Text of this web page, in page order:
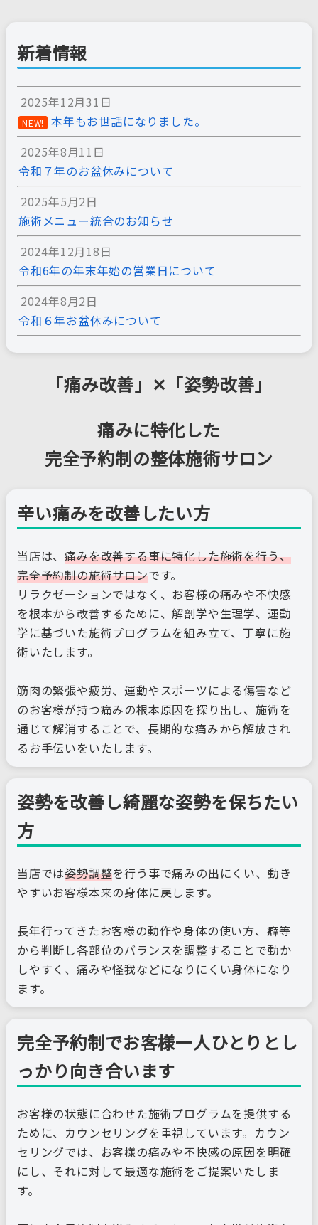
新着情報
2025年12月31日
NEW!
本年もお世話になりました。
2025年8月11日
令和７年のお盆休みについて
2025年5月2日
施術メニュー統合のお知らせ
2024年12月18日
令和6年の年末年始の営業日について
2024年8月2日
令和６年お盆休みについて
「痛み改善」 ✕ 「姿勢改善」
痛みに特化した
完全予約制の整体施術サロン
辛い痛みを改善したい方
当店は、痛みを改善する事に特化した施術を行う、
完全予約制の施術サロンです。
リラクゼーションではなく、お客様の痛みや不快感
を根本から改善するために、解剖学や生理学、運動
学に基づいた施術プログラムを組み立て、丁寧に施
術いたします。
筋肉の緊張や疲労、運動やスポーツによる傷害など
のお客様が持つ痛みの根本原因を探り出し、施術を
通じて解消することで、長期的な痛みから解放され
るお手伝いをいたします。
姿勢を改善し綺麗な姿勢を保ちたい
方
当店では姿勢調整を行う事で痛みの出にくい、動き
やすいお客様本来の身体に戻します。
長年行ってきたお客様の動作や身体の使い方、癖等
から判断し各部位のバランスを調整することで動か
しやすく、痛みや怪我などになりにくい身体になり
ます。
完全予約制でお客様一人ひとりとし
っかり向き合います
お客様の状態に合わせた施術プログラムを提供する
ために、カウンセリングを重視しています。カウン
セリングでは、お客様の痛みや不快感の原因を明確
にし、それに対して最適な施術をご提案いたしま
す。